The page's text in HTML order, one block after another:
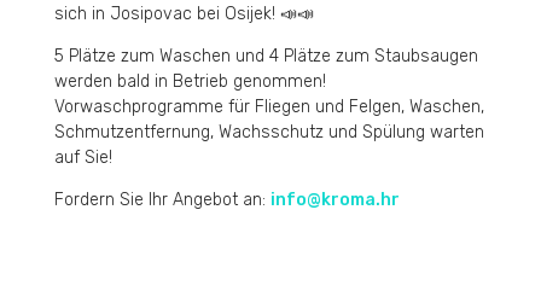
sich in Josipovac bei Osijek! 📣📣
5 Plätze zum Waschen und 4 Plätze zum Staubsaugen
werden bald in Betrieb genommen!
Vorwaschprogramme für Fliegen und Felgen, Waschen,
Schmutzentfernung, Wachsschutz und Spülung warten
auf Sie!
Fordern Sie Ihr Angebot an: info@kroma.hr